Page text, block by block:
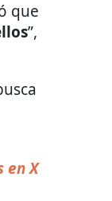
que
”,
en X